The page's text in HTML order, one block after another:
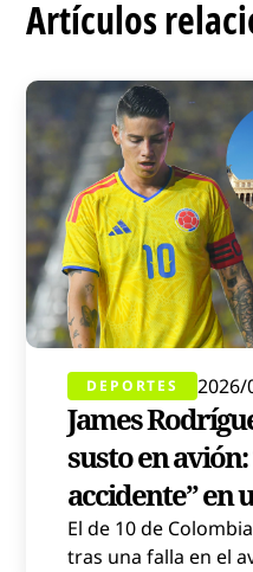
Artículos
DEPORTES 2026/
James
susto en
accidente” en
El de 10 de
tras una falla en el